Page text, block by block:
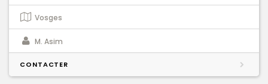
Vosges
M. Asim
CONTACTER